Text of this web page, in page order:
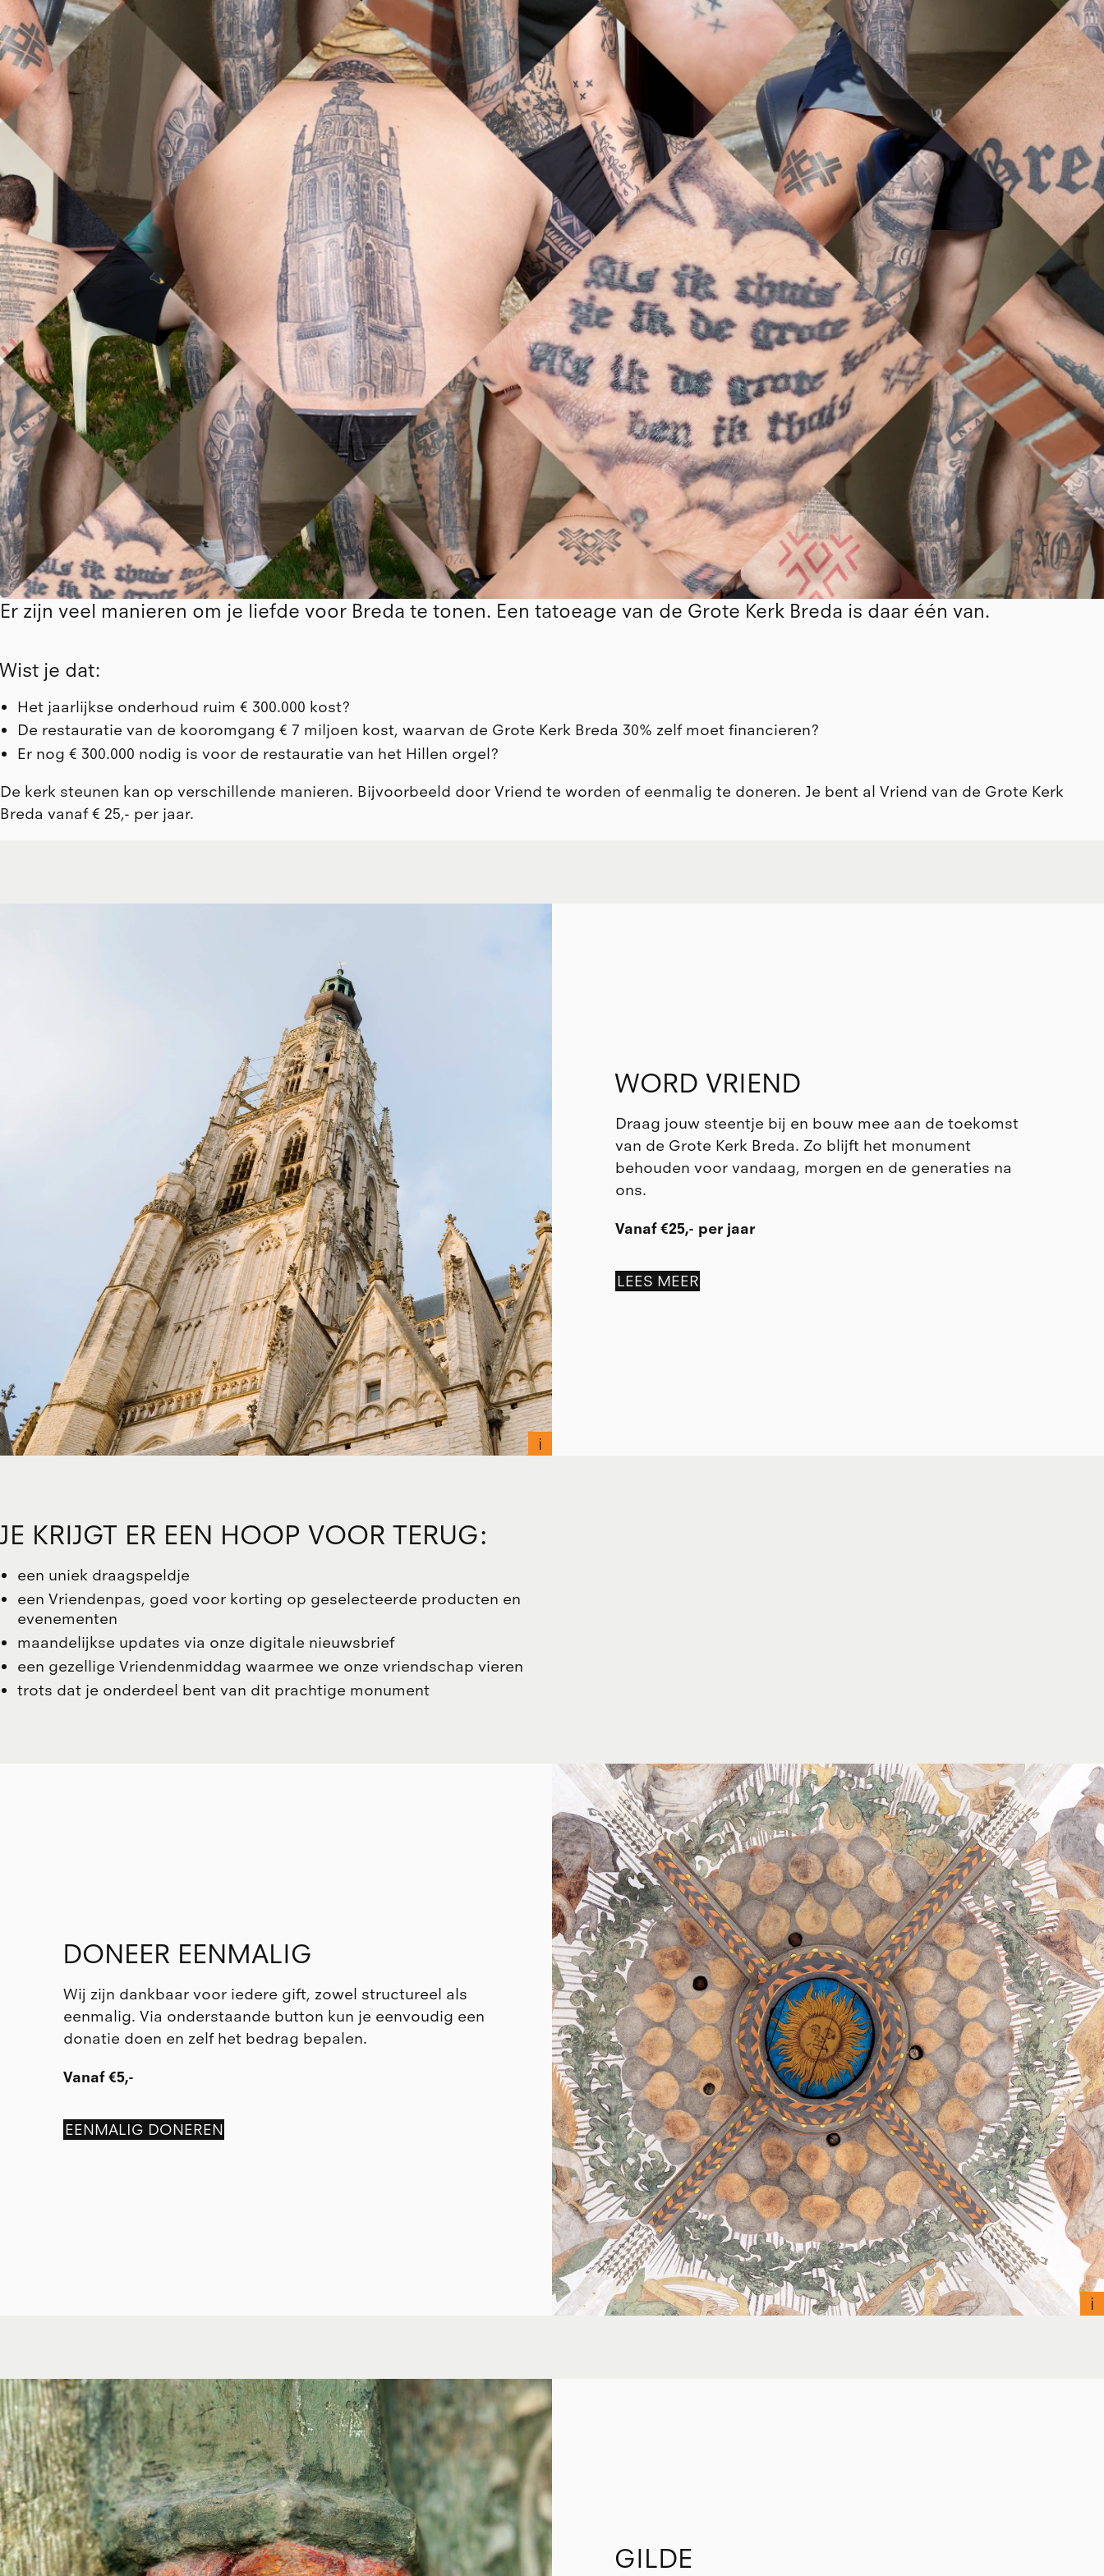
Er zijn veel manieren om je liefde voor Breda te tonen. Een tatoeage van de Grote Kerk Breda is daar één van.
je dat:
Het jaarlijkse onderhoud ruim € 300.000 kost?
De restauratie van de kooromgang € 7 miljoen kost, waarvan de Grote Kerk Breda 30% zelf moet financieren?
Er nog € 300.000 nodig is voor de restauratie van het Hillen orgel?
De kerk steunen kan op verschillende manieren. Bijvoorbeeld door Vriend te worden of eenmalig te doneren. Je bent al Vriend van de Grote Kerk
Breda vanaf € 25,- per jaar.
WORD VRIEND
Draag jouw steentje bij en bouw mee aan de toekomst
van de Grote Kerk Breda. Zo blijft het monument
behouden voor vandaag, morgen en de generaties na
ons.
Vanaf €25,- per jaar
LEES MEER
KRIJGT ER EEN HOOP VOOR TERUG:
een uniek draagspeldje
een Vriendenpas, goed voor korting op geselecteerde producten en
evenementen
maandelijkse updates via onze digitale nieuwsbrief
een gezellige Vriendenmiddag waarmee we onze vriendschap vieren
trots dat je onderdeel bent van dit prachtige monument
DONEER EENMALIG
Wij zijn dankbaar voor iedere gift, zowel structureel als
eenmalig. Via onderstaande button kun je eenvoudig een
donatie doen en zelf het bedrag bepalen.
Vanaf €5,-
EENMALIG DONEREN
GILDE